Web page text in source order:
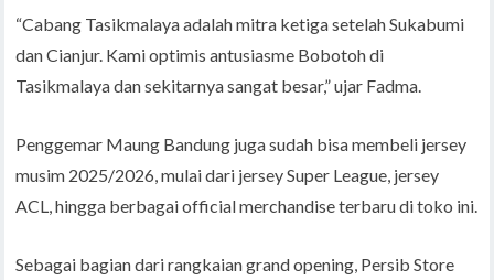
“Cabang Tasikmalaya adalah mitra ketiga setelah Sukabumi
dan Cianjur. Kami optimis antusiasme Bobotoh di
Tasikmalaya dan sekitarnya sangat besar,” ujar Fadma.
Penggemar Maung Bandung juga sudah bisa membeli jersey
musim 2025/2026, mulai dari jersey Super League, jersey
ACL, hingga berbagai official merchandise terbaru di toko ini.
Sebagai bagian dari rangkaian grand opening, Persib Store